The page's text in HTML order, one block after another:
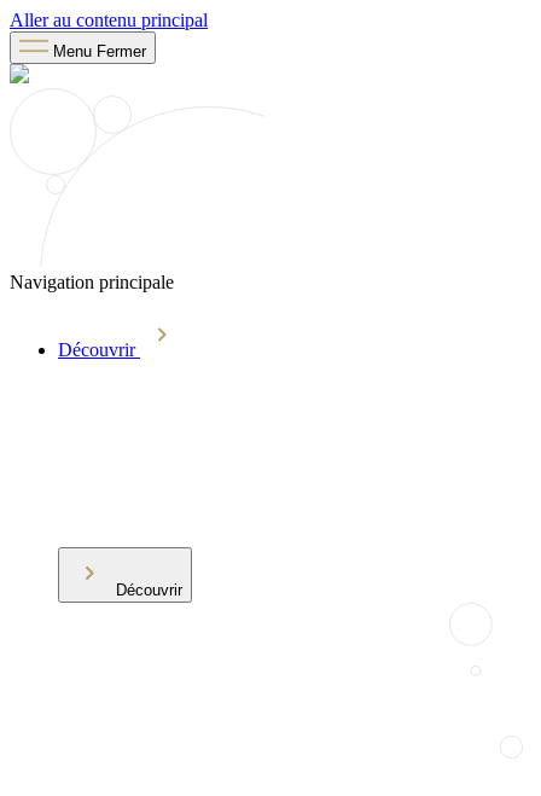
Aller au contenu principal
Menu Fermer
Navigation principale
Découvrir
Découvrir